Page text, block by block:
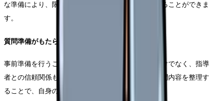
な準備により、限られた時間内で最大限の学びを得ることができま
す。
質問準備がもたらす具体的なメリット
事前準備を行うことで、より深い学びを得られるだけでなく、指導
者との信頼関係も構築しやすくなります。また、質問内容を整理す
ることで、自身の学習目標も明確になります。